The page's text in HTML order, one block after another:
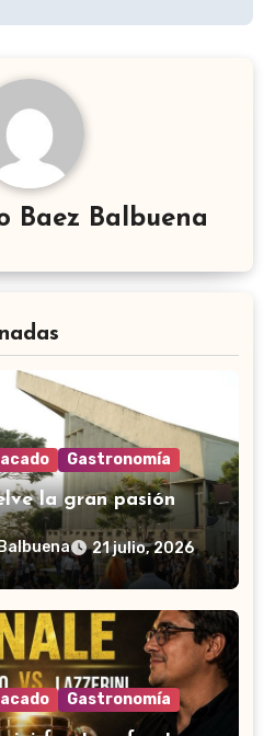
Baez Balbuena
Gastronomía
la gran pasión
21 julio, 2026
Gastronomía